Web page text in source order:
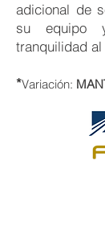
adicional de
su equipo
tranquilidad al
*Variación: